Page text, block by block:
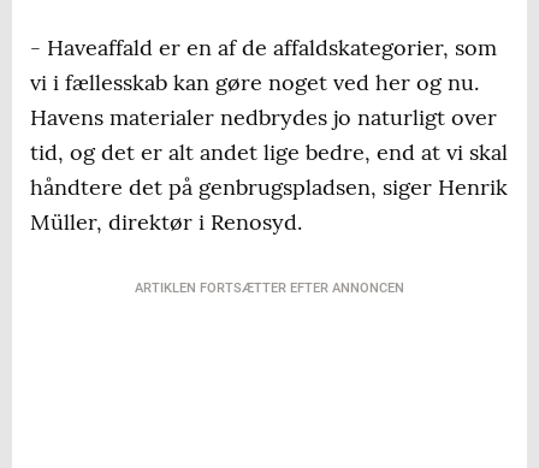
- Haveaffald er en af de affaldskategorier, som
vi i fællesskab kan gøre noget ved her og nu.
Havens materialer nedbrydes jo naturligt over
tid, og det er alt andet lige bedre, end at vi skal
håndtere det på genbrugspladsen, siger Henrik
Müller, direktør i Renosyd.
ARTIKLEN FORTSÆTTER EFTER ANNONCEN